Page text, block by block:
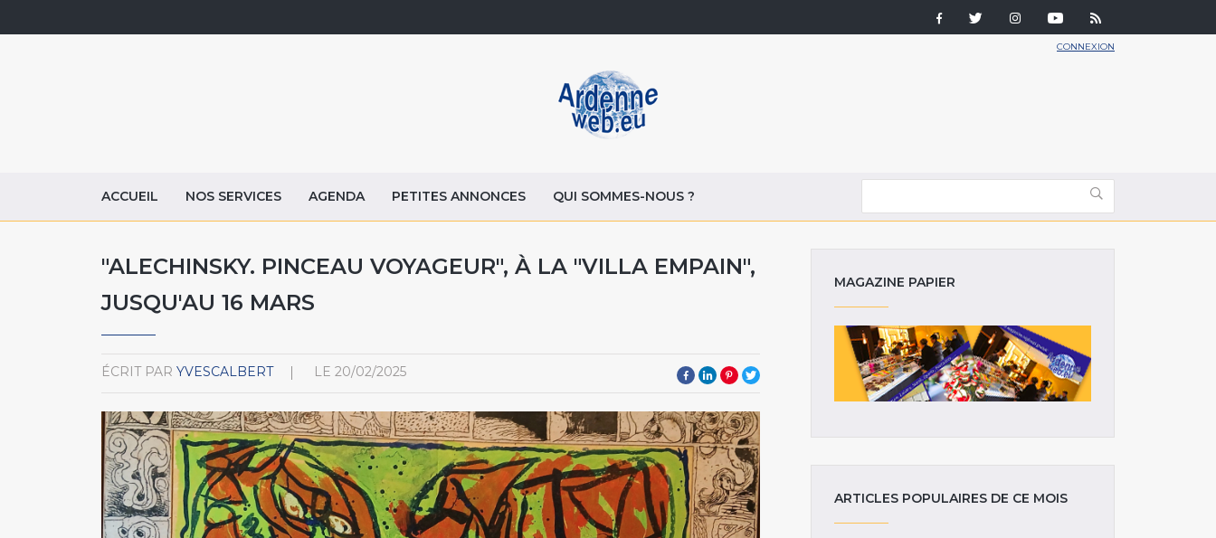
CONNEXION
ACCUEIL NOS SERVICES AGENDA PETITES ANNONCES QUI SOMMES-NOUS ?
"ALECHINSKY. PINCEAU VOYAGEUR", À LA "VILLA EMPAIN",
JUSQU'AU 16 MARS
ÉCRIT PAR YVESCALBERT LE 20/02/2025
MAGAZINE PAPIER
ARTICLES POPULAIRES DE CE MOIS